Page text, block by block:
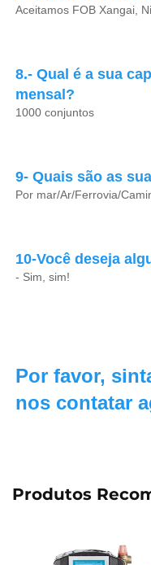
Aceitamos FOB Xangai,
8.- Qual é a sua
mensal?
1000 conjuntos
9- Quais são as
Por mar/Ar/Ferrovia/
10-Você deseja
- Sim, sim!
Por favor,
nos contatar
Produtos